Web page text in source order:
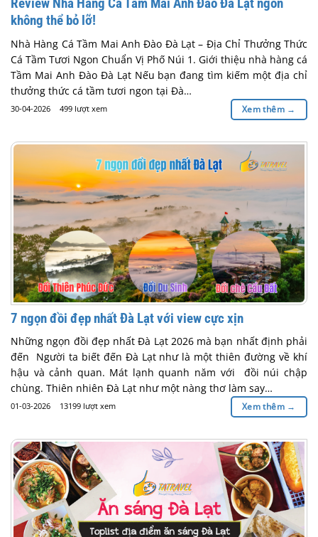
Review Nhà Hàng Cá Tầm Mai Anh Đào Đà Lạt ngon
không thể bỏ lỡ!
Nhà Hàng Cá Tầm Mai Anh Đào Đà Lạt – Địa Chỉ Thưởng Thức
Cá Tầm Tươi Ngon Chuẩn Vị Phố Núi 1. Giới thiệu nhà hàng cá
Tầm Mai Anh Đào Đà Lạt Nếu bạn đang tìm kiếm một địa chỉ
thưởng thức cá tầm tươi ngon tại Đà…
30-04-2026 499 lượt xem Xem thêm →
7 ngọn đồi đẹp nhất Đà Lạt với view cực xịn
Những ngọn đồi đẹp nhất Đà Lạt 2026 mà bạn nhất định phải
đến Người ta biết đến Đà Lạt như là một thiên đường về khí
hậu và cảnh quan. Mát lạnh quanh năm với đồi núi chập
chùng. Thiên nhiên Đà Lạt như một nàng thơ làm say…
01-03-2026 13199 lượt xem Xem thêm →